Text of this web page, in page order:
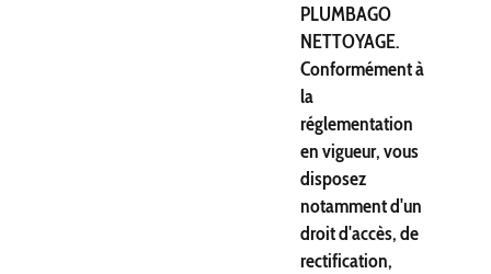
PLUMBAGO
NETTOYAGE.
Conformément à
la
réglementation
en vigueur, vous
disposez
notamment d'un
droit d'accès, de
rectification,